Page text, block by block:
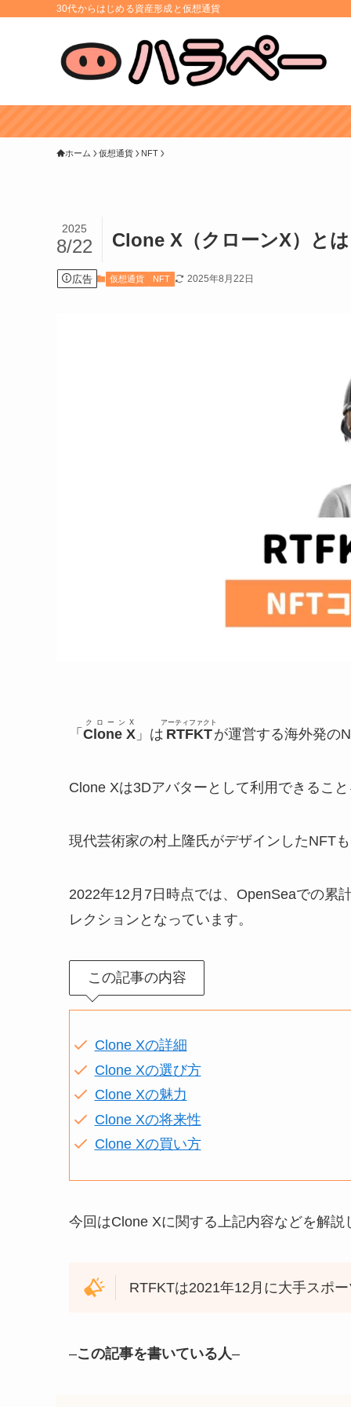
30代からはじめる資産形成と仮想通貨
ホーム 仮想通貨 NFT
Clone X（クローンX）と
2025
8/22
広告 仮想通貨 NFT 2025年8月22日
「 Clone X
クローンX
」は RTFKT
アーティファクト
が運営する海外発の
Clone Xは3Dアバターとして利用できるこ
現代芸術家の村上隆氏がデザインしたNFT
2022年12月7日時点では、OpenSeaでの累
レクションとなっています。
この記事の内容
Clone Xの詳細
Clone Xの選び方
Clone Xの魅力
Clone Xの将来性
Clone Xの買い方
今回はClone Xに関する上記内容などを解説
RTFKTは2021年12月に大手スポ
–この記事を書いている人–